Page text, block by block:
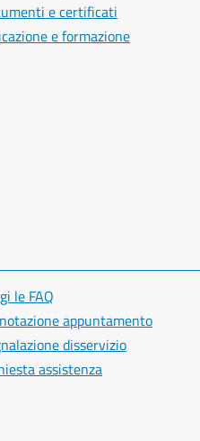
e certificati
e formazione
le FAQ
appuntamento
disservizio
assistenza